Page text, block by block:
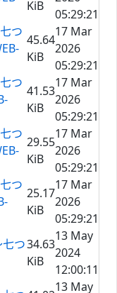
KiB
05:29:21
つ
45.64
KiB
17 Mar
2026
05:29:21
つ
41.53
KiB
17 Mar
2026
05:29:21
つ
29.55
KiB
17 Mar
2026
05:29:21
つ
25.17
KiB
17 Mar
2026
05:29:21
つ34.63
KiB
13 May
2024
12:00:11
13 May